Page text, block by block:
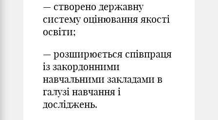
— створено державну
систему оцінювання якості
освіти;
— розширюється співпраця
із закордонними
навчальними закладами в
галузі навчання і
досліджень.